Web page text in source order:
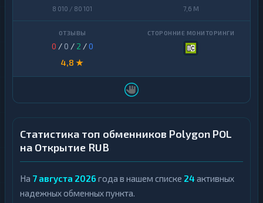
8 010 / 80 101 7,6 M
0 / 0 / 2 /0
4,8 ★
Статистика топ обменников Polygon POL
на Открытие RUB
На 7 августа 2026 года в нашем списке 24активных
надежных обменных пункта.